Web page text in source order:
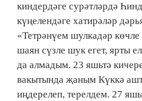
киндердәге сурәтләрдә
күңелендәге хатирә­ләр
«Тетрәнүем шулкадәр
шаян сүзле шук егет, ярты
да алмадым. 23 яшьтә
вакытында җаным Күккә
иңдерелеп, терелдем. 27